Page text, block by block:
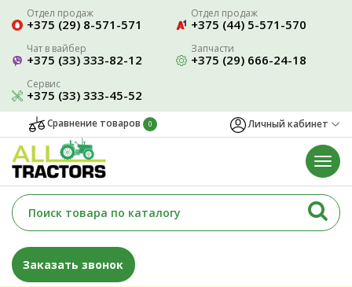
Отдел продаж
+375 (29) 8-571-571
Отдел продаж
+375 (44) 5-571-570
Чат в вайбер
+375 (33) 333-82-12
Запчасти
+375 (29) 666-24-18
Сервис
+375 (33) 333-45-52
Сравнение товаров 0 Личный кабинет
Заказать звонок